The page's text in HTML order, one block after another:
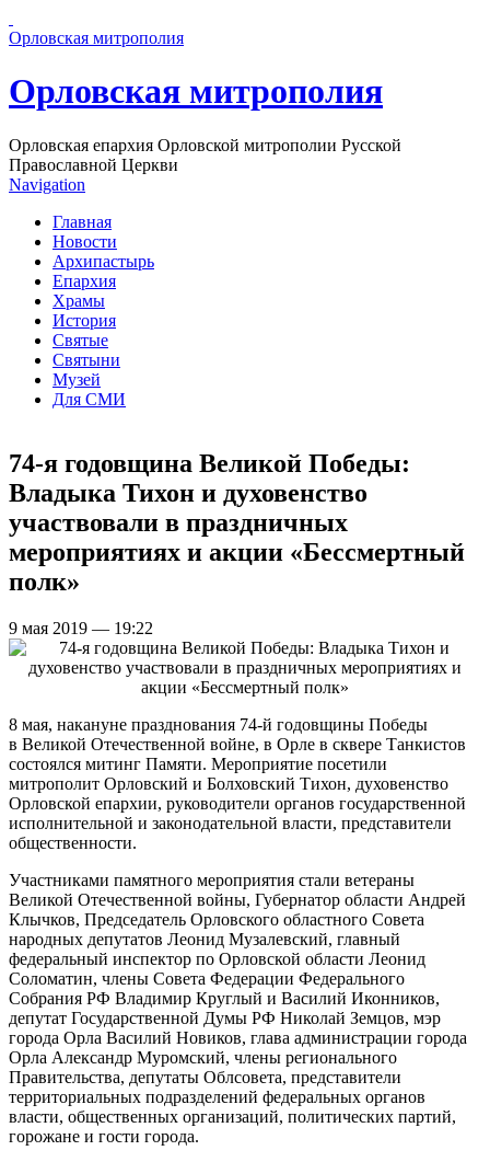
Орловская митрополия
Орловская митрополия
Орловская епархия Орловской митрополии Русской
Православной Церкви
Navigation
Главная
Новости
Архипастырь
Епархия
Храмы
История
Святые
Святыни
Музей
Для СМИ
74-я годовщина Великой Победы:
Владыка Тихон и духовенство
участвовали в праздничных
мероприятиях и акции «Бессмертный
полк»
9 мая 2019 — 19:22
8 мая, накануне празднования 74-й годовщины Победы
в Великой Отечественной войне, в Орле в сквере Танкистов
состоялся митинг Памяти. Мероприятие посетили
митрополит Орловский и Болховский Тихон, духовенство
Орловской епархии, руководители органов государственной
исполнительной и законодательной власти, представители
общественности.
Участниками памятного мероприятия стали ветераны
Великой Отечественной войны, Губернатор области Андрей
Клычков, Председатель Орловского областного Совета
народных депутатов Леонид Музалевский, главный
федеральный инспектор по Орловской области Леонид
Соломатин, члены Совета Федерации Федерального
Собрания РФ Владимир Круглый и Василий Иконников,
депутат Государственной Думы РФ Николай Земцов, мэр
города Орла Василий Новиков, глава администрации города
Орла Александр Муромский, члены регионального
Правительства, депутаты Облсовета, представители
территориальных подразделений федеральных органов
власти, общественных организаций, политических партий,
горожане и гости города.